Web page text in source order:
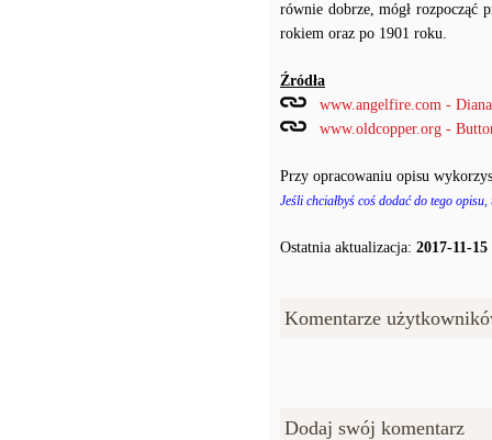
równie dobrze, mógł rozpocząć
rokiem oraz po 1901 roku.
Źródła
www.angelfire.com -
www.oldcopper.org -
Przy opracowaniu opisu
Jeśli chciałbyś coś dodać do tego
Ostatnia aktualizacja: 2017-11-15
Komentarze
Dodaj swój komentarz